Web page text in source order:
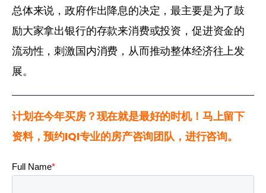
总体来说，政府作出降息的决定，最主要是为了鼓
励大家拿出银行的存款来消费或投资，促进资金的
流动性，刺激国内消费，从而推动整体经济往上发
展。
计划在今年买房？现在就是最好的时机！马上留下
资料，预约IQI专业的房产咨询团队，进行咨询。